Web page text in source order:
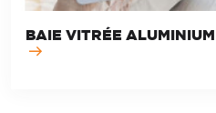
BAIE VITRÉE